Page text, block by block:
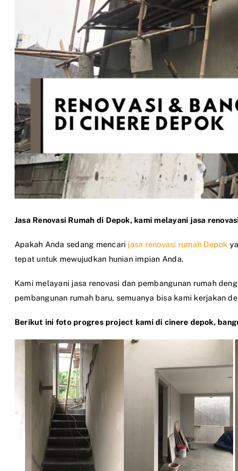
Jasa Renovasi Rumah di Depok, kami melayani jasa
Apakah Anda sedang mencari jasa renovasi rumah Depok
tepat untuk mewujudkan hunian impian Anda.
Kami melayani jasa renovasi dan pembangunan rumah
pembangunan rumah baru, semuanya bisa kami kerjakan
Berikut ini foto progres project kami di cinere depok,